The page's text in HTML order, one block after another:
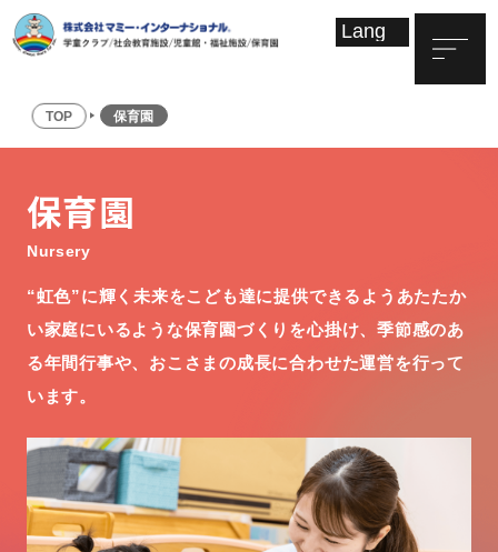
TOP 保育園
保育園
Nursery
“虹色”に輝く未来をこども達に提供できるようあたたか
い家庭にいるような保育園づくりを心掛け、季節感のあ
る年間行事や、おこさまの成長に合わせた運営を行って
います。